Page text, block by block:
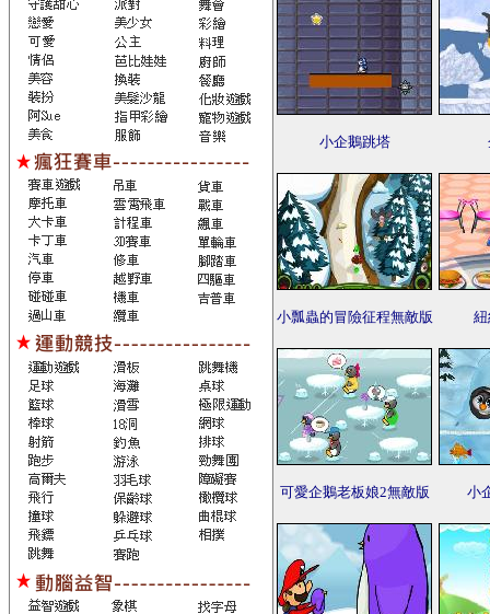
小企鵝跳塔
小瓢蟲的冒險征程無敵版
可愛企鵝老板娘2無敵版 小